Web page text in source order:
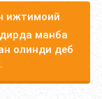
ижтимоий
манба
олинди деб